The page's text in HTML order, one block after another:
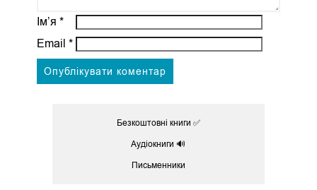
Ім’я *
Email *
Безкоштовні книги ✅
Аудіокниги 🔊
Письменники